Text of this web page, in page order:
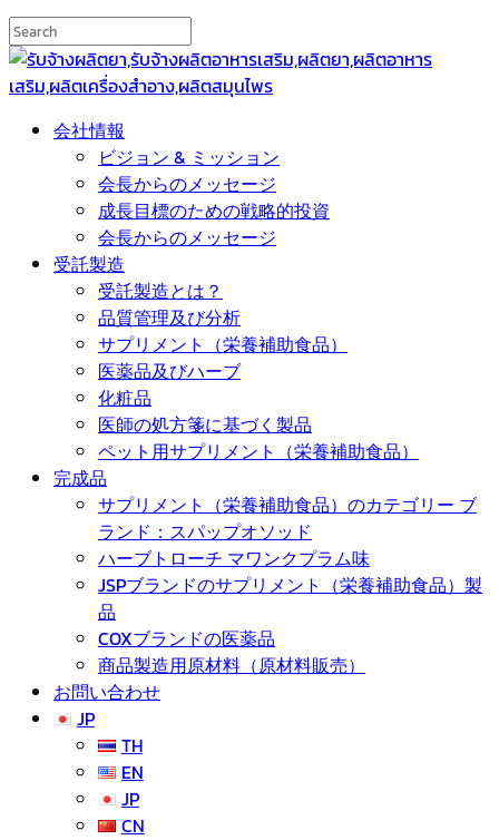
会社情報
ビジョン & ミッション
会長からのメッセージ
成長目標のための戦略的投資
会長からのメッセージ
受託製造
受託製造とは？
品質管理及び分析
サプリメント（栄養補助食品）
医薬品及びハーブ
化粧品
医師の処方箋に基づく製品
ペット用サプリメント（栄養補助食品）
完成品
サプリメント（栄養補助食品）のカテゴリー ブ
ランド：スパップオソッド
ハーブトローチ マワンクプラム味
JSPブランドのサプリメント（栄養補助食品）製
品
COXブランドの医薬品
商品製造用原材料（原材料販売）
お問い合わせ
JP
TH
EN
JP
CN